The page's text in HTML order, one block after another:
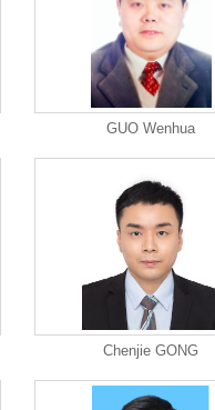
GUO Wenhua
Chenjie GONG